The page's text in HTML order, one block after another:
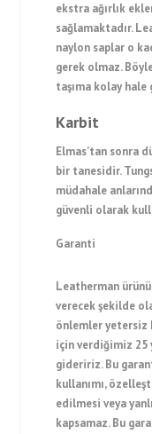
ekstra ağırlık
sağlamaktadır.
naylon saplar o
gerek olmaz.
taşıma kolay
Karbit
Elmas’tan sonra
bir tanesidir.
müdahale
güvenli olarak
Garanti
Leatherman
verecek şekilde
önlemler yetersiz
için verdiğimiz 25
gideririz. Bu
kullanımı,
edilmesi veya
kapsamaz. Bu